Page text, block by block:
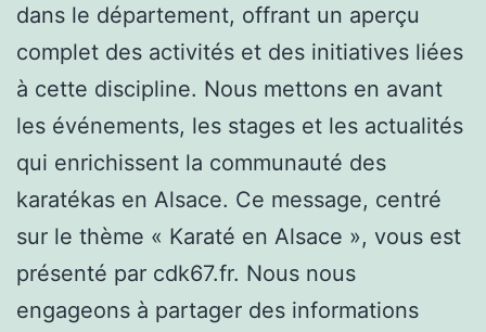
dans le département, offrant un aperçu
complet des activités et des initiatives liées
à cette discipline. Nous mettons en avant
les événements, les stages et les actualités
qui enrichissent la communauté des
karatékas en Alsace. Ce message, centré
sur le thème « Karaté en Alsace », vous est
présenté par cdk67.fr. Nous nous
engageons à partager des informations